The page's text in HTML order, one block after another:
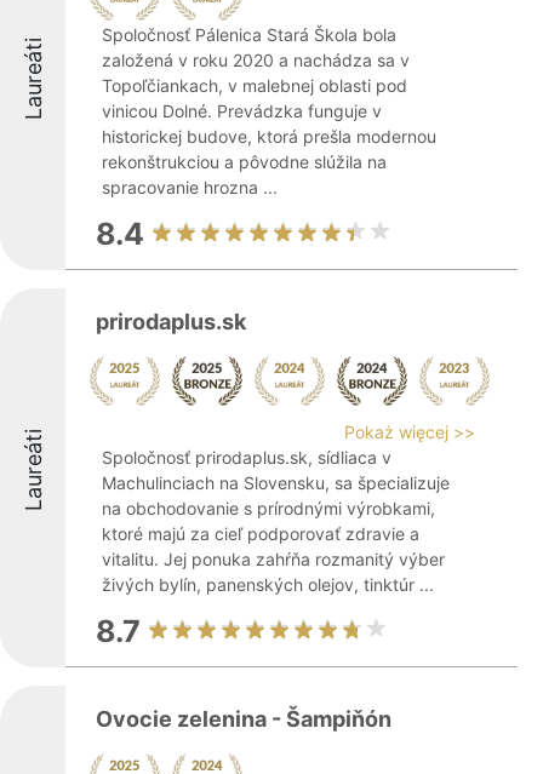
Laureáti
Spoločnosť Pálenica Stará Škola bola
založená v roku 2020 a nachádza sa v
Topoľčiankach, v malebnej oblasti pod
vinicou Dolné. Prevádzka funguje v
historickej budove, ktorá prešla modernou
rekonštrukciou a pôvodne slúžila na
spracovanie hrozna ...
8.4
Laureáti
prirodaplus.sk
Pokaż więcej >>
Spoločnosť prirodaplus.sk, sídliaca v
Machulinciach na Slovensku, sa špecializuje
na obchodovanie s prírodnými výrobkami,
ktoré majú za cieľ podporovať zdravie a
vitalitu. Jej ponuka zahŕňa rozmanitý výber
živých bylín, panenských olejov, tinktúr ...
8.7
Ovocie zelenina - Šampiňón